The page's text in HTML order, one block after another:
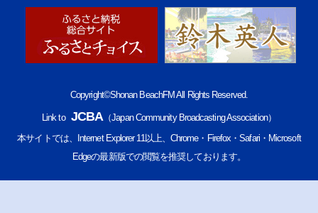
Copyright©Shonan BeachFM All Rights Reserved.
Link to JCBA（Japan Community Broadcasting Association）
本サイトでは、Internet Explorer 11以上、Chrome・Firefox・Safari・Microsoft
Edgeの最新版での閲覧を推奨しております。